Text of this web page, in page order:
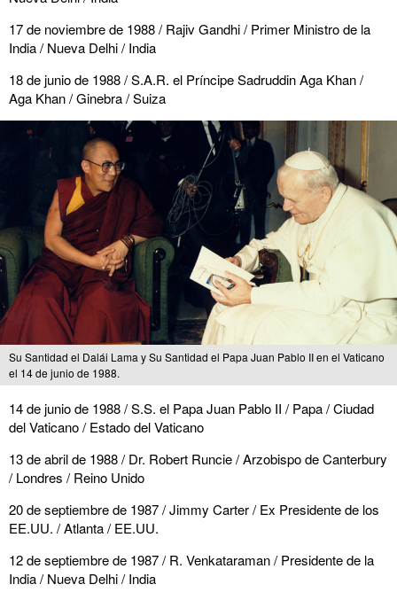
17 de noviembre de 1988 / Rajiv Gandhi / Primer Ministro de la
India / Nueva Delhi / India
18 de junio de 1988 / S.A.R. el Príncipe Sadruddin Aga Khan /
Aga Khan / Ginebra / Suiza
Su Santidad el Dalái Lama y Su Santidad el Papa Juan Pablo II en el Vaticano
el 14 de junio de 1988.
14 de junio de 1988 / S.S. el Papa Juan Pablo II / Papa / Ciudad
del Vaticano / Estado del Vaticano
13 de abril de 1988 / Dr. Robert Runcie / Arzobispo de Canterbury
/ Londres / Reino Unido
20 de septiembre de 1987 / Jimmy Carter / Ex Presidente de los
EE.UU. / Atlanta / EE.UU.
12 de septiembre de 1987 / R. Venkataraman / Presidente de la
India / Nueva Delhi / India